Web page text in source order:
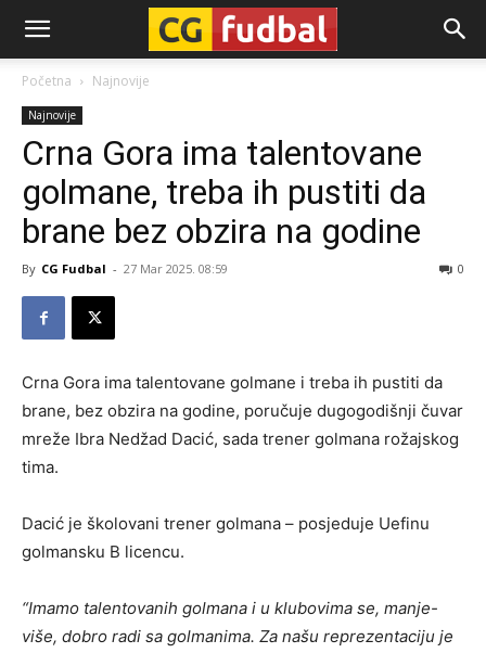
CG-
Fudbal
Početna Najnovije
Najnovije
Crna Gora ima talentovane
golmane, treba ih pustiti da
brane bez obzira na godine
By CG Fudbal - 27 Mar 2025. 08:59 0
Crna Gora ima talentovane golmane i treba ih pustiti da
brane, bez obzira na godine, poručuje dugogodišnji čuvar
mreže Ibra Nedžad Dacić, sada trener golmana rožajskog
tima.
Dacić je školovani trener golmana – posjeduje Uefinu
golmansku B licencu.
“Imamo talentovanih golmana i u klubovima se, manje-
više, dobro radi sa golmanima. Za našu reprezentaciju je